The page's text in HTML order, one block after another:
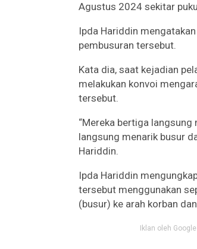
Agustus 2024 sekitar
Ipda Hariddin
pembusuran tersebut.
Kata dia, saat kejadian
melakukan konvoi
tersebut.
“Mereka bertiga
langsung menarik busur
Hariddin.
Ipda Hariddin
tersebut menggunakan
(busur) ke arah korban
Iklan oleh Google